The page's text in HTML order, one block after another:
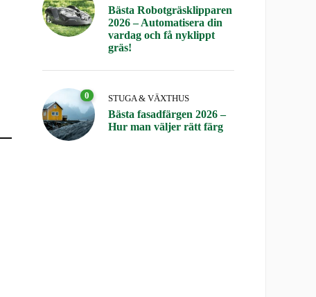
Bästa Robotgräsklipparen
2026 – Automatisera din
vardag och få nyklippt
gräs!
0 STUGA & VÄXTHUS
Bästa fasadfärgen 2026 –
Hur man väljer rätt färg